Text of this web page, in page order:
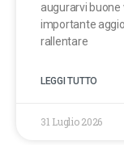
augurarvi buone
importante
rallentare
LEGGI TUTTO
31 Luglio 2026